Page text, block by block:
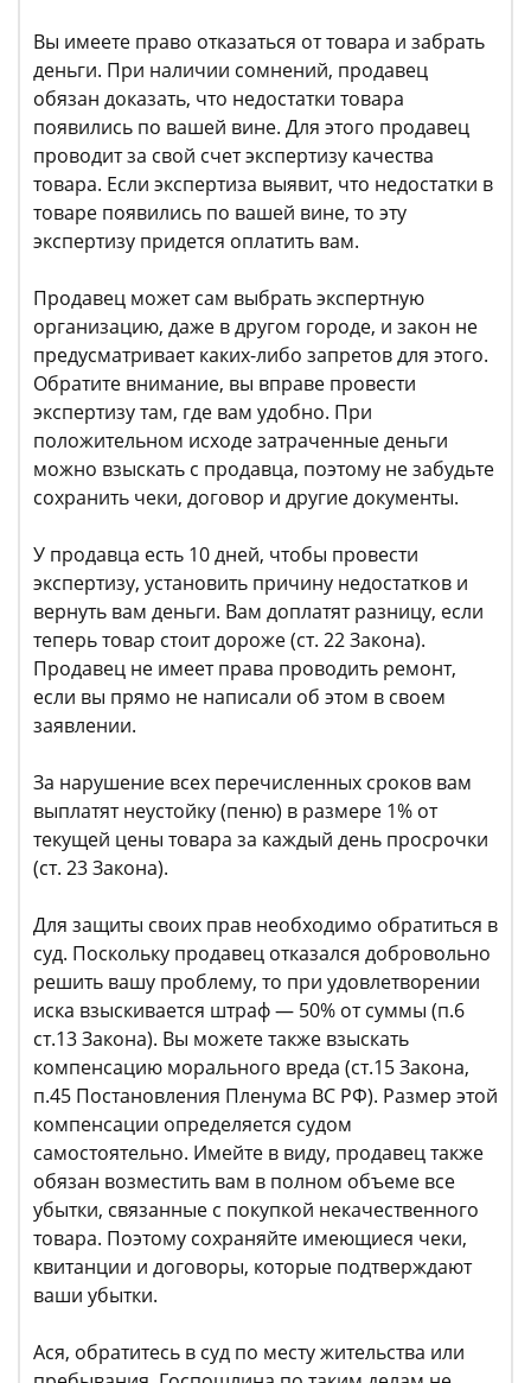
Вы имеете право отказаться от товара и забрать
деньги. При наличии сомнений, продавец
обязан доказать, что недостатки товара
появились по вашей вине. Для этого продавец
проводит за свой счет экспертизу качества
товара. Если экспертиза выявит, что недостатки в
товаре появились по вашей вине, то эту
экспертизу придется оплатить вам.
Продавец может сам выбрать экспертную
организацию, даже в другом городе, и закон не
предусматривает каких-либо запретов для этого.
Обратите внимание, вы вправе провести
экспертизу там, где вам удобно. При
положительном исходе затраченные деньги
можно взыскать с продавца, поэтому не забудьте
сохранить чеки, договор и другие документы.
У продавца есть 10 дней, чтобы провести
экспертизу, установить причину недостатков и
вернуть вам деньги. Вам доплатят разницу, если
теперь товар стоит дороже (ст. 22 Закона).
Продавец не имеет права проводить ремонт,
если вы прямо не написали об этом в своем
заявлении.
За нарушение всех перечисленных сроков вам
выплатят неустойку (пеню) в размере 1% от
текущей цены товара за каждый день просрочки
(ст. 23 Закона).
Для защиты своих прав необходимо обратиться в
суд. Поскольку продавец отказался добровольно
решить вашу проблему, то при удовлетворении
иска взыскивается штраф — 50% от суммы (п.6
ст.13 Закона). Вы можете также взыскать
компенсацию морального вреда (ст.15 Закона,
п.45 Постановления Пленума ВС РФ). Размер этой
компенсации определяется судом
самостоятельно. Имейте в виду, продавец также
обязан возместить вам в полном объеме все
убытки, связанные с покупкой некачественного
товара. Поэтому сохраняйте имеющиеся чеки,
квитанции и договоры, которые подтверждают
ваши убытки.
Ася, обратитесь в суд по месту жительства или